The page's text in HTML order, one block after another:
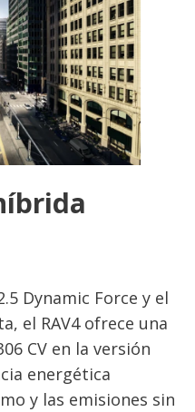
Dynamic Force y el
el RAV4 ofrece una
CV en la versión
energética
y las emisiones sin